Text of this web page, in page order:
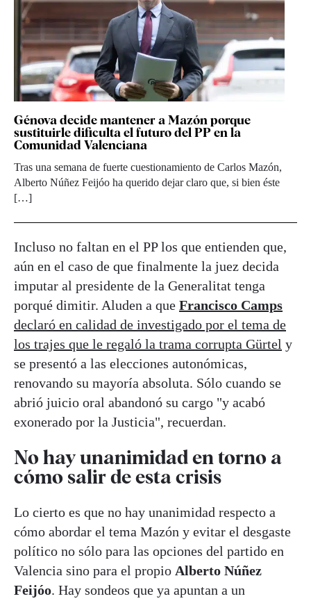
Génova decide mantener a Mazón porque
sustituirle dificulta el futuro del PP en la
Comunidad Valenciana
Tras una semana de fuerte cuestionamiento de Carlos Mazón,
Alberto Núñez Feijóo ha querido dejar claro que, si bien éste
[…]
Incluso no faltan en el PP los que entienden que,
aún en el caso de que finalmente la juez decida
imputar al presidente de la Generalitat tenga
porqué dimitir. Aluden a que Francisco Camps
declaró en calidad de investigado por el tema de
los trajes que le regaló la trama corrupta Gürtel y
se presentó a las elecciones autonómicas,
renovando su mayoría absoluta. Sólo cuando se
abrió juicio oral abandonó su cargo "y acabó
exonerado por la Justicia", recuerdan.
No hay unanimidad en torno a
cómo salir de esta crisis
Lo cierto es que no hay unanimidad respecto a
cómo abordar el tema Mazón y evitar el desgaste
político no sólo para las opciones del partido en
Valencia sino para el propio Alberto Núñez
Feijóo. Hay sondeos que ya apuntan a un